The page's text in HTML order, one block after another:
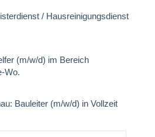
/ Hausreinigungsdienst
(m/w/d) im Bereich
Wo.
Bauleiter (m/w/d) in Vollzeit